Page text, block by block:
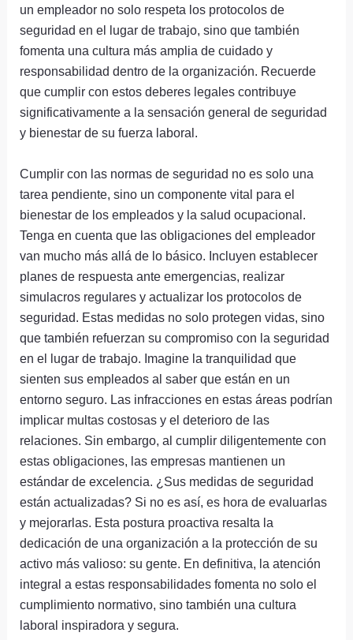
un empleador no solo respeta los protocolos de
seguridad en el lugar de trabajo, sino que también
fomenta una cultura más amplia de cuidado y
responsabilidad dentro de la organización. Recuerde
que cumplir con estos deberes legales contribuye
significativamente a la sensación general de seguridad
y bienestar de su fuerza laboral.
Cumplir con las normas de seguridad no es solo una
tarea pendiente, sino un componente vital para el
bienestar de los empleados y la salud ocupacional.
Tenga en cuenta que las obligaciones del empleador
van mucho más allá de lo básico. Incluyen establecer
planes de respuesta ante emergencias, realizar
simulacros regulares y actualizar los protocolos de
seguridad. Estas medidas no solo protegen vidas, sino
que también refuerzan su compromiso con la seguridad
en el lugar de trabajo. Imagine la tranquilidad que
sienten sus empleados al saber que están en un
entorno seguro. Las infracciones en estas áreas podrían
implicar multas costosas y el deterioro de las
relaciones. Sin embargo, al cumplir diligentemente con
estas obligaciones, las empresas mantienen un
estándar de excelencia. ¿Sus medidas de seguridad
están actualizadas? Si no es así, es hora de evaluarlas
y mejorarlas. Esta postura proactiva resalta la
dedicación de una organización a la protección de su
activo más valioso: su gente. En definitiva, la atención
integral a estas responsabilidades fomenta no solo el
cumplimiento normativo, sino también una cultura
laboral inspiradora y segura.